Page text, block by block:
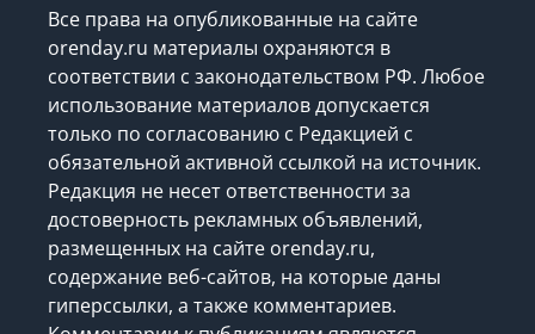
Все права на опубликованные на сайте
orenday.ru материалы охраняются в
соответствии с законодательством РФ. Любое
использование материалов допускается
только по согласованию с Редакцией с
обязательной активной ссылкой на источник.
Редакция не несет ответственности за
достоверность рекламных объявлений,
размещенных на сайте orenday.ru,
содержание веб-сайтов, на которые даны
гиперссылки, а также комментариев.